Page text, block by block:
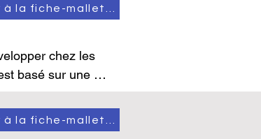
chez les
basé sur une
4. L’oeuvre est ici
La version
a été simplifiée et